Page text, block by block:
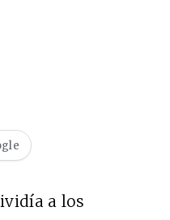
a los